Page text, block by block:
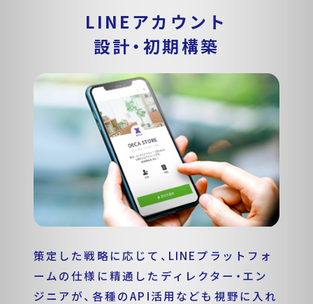
LINEアカウント
設計・初期構築
策定した戦略に応じて、LINEプラットフォ
ームの仕様に精通したディレクター・エン
ジニアが、各種のAPI活用なども視野に入れ